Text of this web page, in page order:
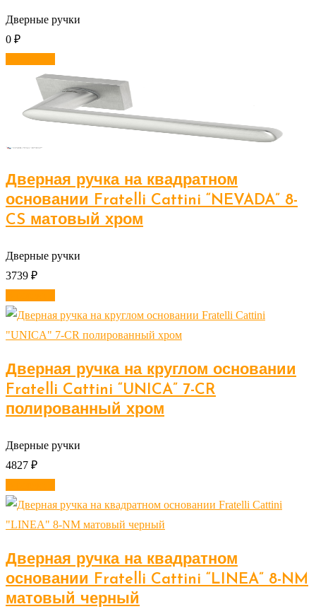
Дверные ручки
0 ₽
Дверная ручка на квадратном
основании Fratelli Cattini “NEVADA” 8-
CS матовый хром
Дверные ручки
3739 ₽
Дверная ручка на круглом основании
Fratelli Cattini “UNICA” 7-CR
полированный хром
Дверные ручки
4827 ₽
Дверная ручка на квадратном
основании Fratelli Cattini “LINEA” 8-NM
матовый черный